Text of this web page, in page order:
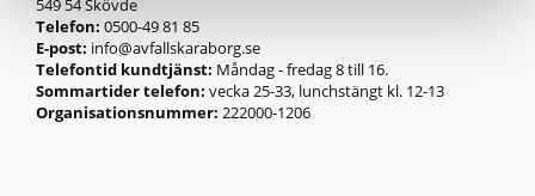
Telefon: 0500-49 81 85
E-post: info@avfallskaraborg.se
Telefontid kundtjänst: Måndag - fredag 8 till 16.
Sommartider telefon: vecka 25-33, lunchstängt kl. 12-13
Organisationsnummer: 222000-1206